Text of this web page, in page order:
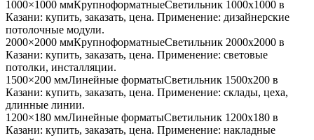
1000×1000 ммКрупноформатныеСветильник 1000x1000 в
Казани: купить, заказать, цена. Применение: дизайнерские
потолочные модули.
2000×2000 ммКрупноформатныеСветильник 2000x2000 в
Казани: купить, заказать, цена. Применение: световые
потолки, инсталляции.
1500×200 ммЛинейные форматыСветильник 1500x200 в
Казани: купить, заказать, цена. Применение: склады, цеха,
длинные линии.
1200×180 ммЛинейные форматыСветильник 1200x180 в
Казани: купить, заказать, цена. Применение: накладные